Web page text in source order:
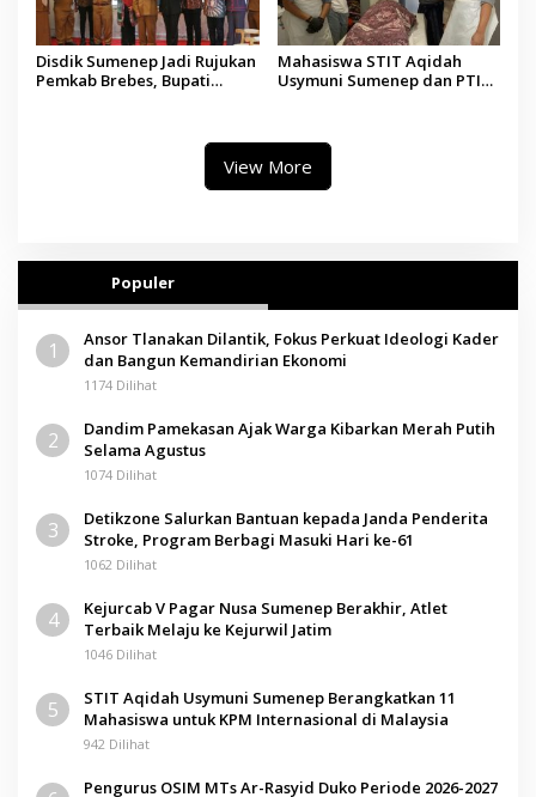
Disdik Sumenep Jadi Rujukan
Pemkab Brebes, Bupati
Mahasiswa STIT Aqidah
Usymuni Sumenep dan PTIQ
View More
Populer
1
Ansor Tlanakan Dilantik, Fokus Perkuat Ideologi Kader
dan Bangun Kemandirian Ekonomi
1174 Dilihat
2
Dandim Pamekasan Ajak Warga Kibarkan Merah Putih
Selama Agustus
1074 Dilihat
3
Detikzone Salurkan Bantuan kepada Janda Penderita
Stroke, Program Berbagi Masuki Hari ke-61
1062 Dilihat
4
Kejurcab V Pagar Nusa Sumenep Berakhir, Atlet
Terbaik Melaju ke Kejurwil Jatim
1046 Dilihat
5
STIT Aqidah Usymuni Sumenep Berangkatkan 11
Mahasiswa untuk KPM Internasional di Malaysia
942 Dilihat
Pengurus OSIM MTs Ar-Rasyid Duko Periode 2026-2027